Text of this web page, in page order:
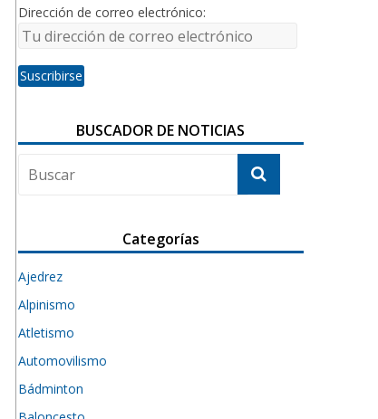
Dirección de correo electrónico:
BUSCADOR DE NOTICIAS
Categorías
Ajedrez
Alpinismo
Atletismo
Automovilismo
Bádminton